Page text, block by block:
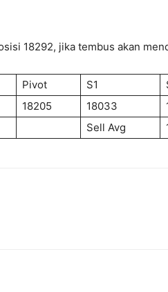
18292, jika tembus akan
Pivot S1
18205 18033
Sell Avg